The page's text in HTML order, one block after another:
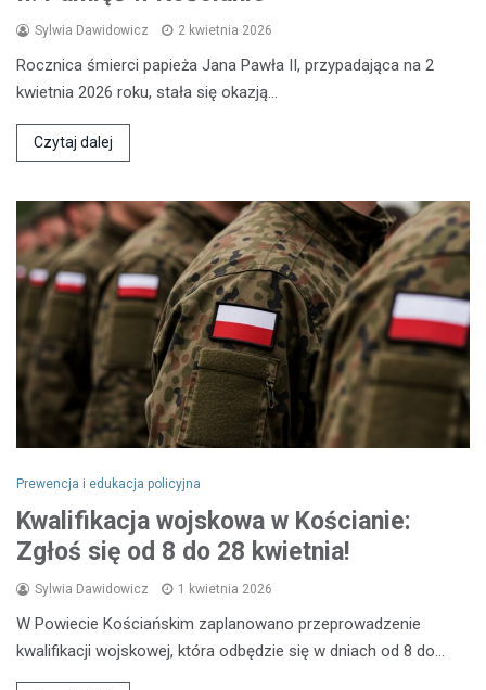
Sylwia Dawidowicz 2 kwietnia 2026
Rocznica śmierci papieża Jana Pawła II, przypadająca na 2
kwietnia 2026 roku, stała się okazją…
Czytaj dalej
Prewencja i edukacja policyjna
Kwalifikacja wojskowa w Kościanie:
Zgłoś się od 8 do 28 kwietnia!
Sylwia Dawidowicz 1 kwietnia 2026
W Powiecie Kościańskim zaplanowano przeprowadzenie
kwalifikacji wojskowej, która odbędzie się w dniach od 8 do…